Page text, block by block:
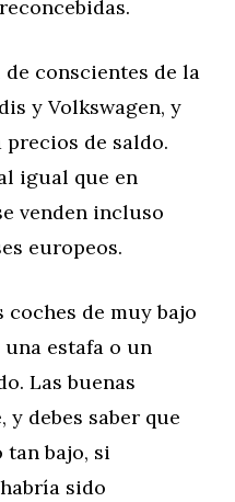
conscientes de la
y Volkswagen, y
precios de saldo.
igual que en
venden incluso
europeos.
de muy bajo
estafa o un
Las buenas
debes saber que
bajo, si
sido